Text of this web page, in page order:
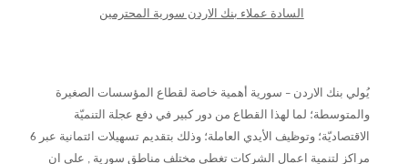
السادة عملاء بنك الاردن سورية المحترمين
يُولي بنك الاردن – سورية أهمية خاصة لقطاع المؤسسات الصغيرة
والمتوسطة؛ لما لهذا القطاع من دور كبير في دفع عجلة التنميّة
الاقتصاديّة؛ وتوظيف الأيدي العاملة؛ وذلك بتقديم تسهيلات ائتمانية عبر 6
مراكز لتنمية اعمال الشركات تغطي مختلف مناطق سورية , على ان